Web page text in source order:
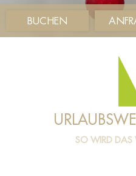
BUCHEN
SO WIRD DAS